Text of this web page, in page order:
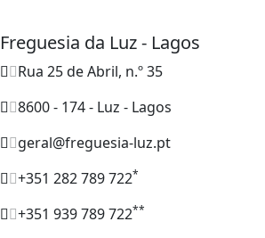
Freguesia da Luz - Lagos
Rua 25 de Abril, n.º 35
8600 - 174 - Luz - Lagos
geral@freguesia-luz.pt
+351 282 789 722*
+351 939 789 722**